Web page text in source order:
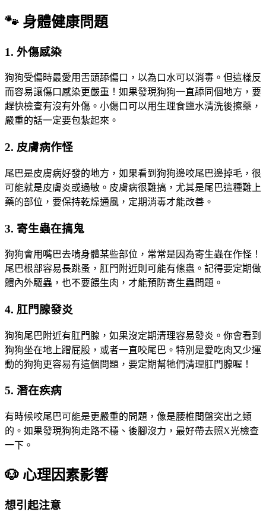
🐾 身體健康問題
1. 外傷感染
狗狗受傷時最愛用舌頭舔傷口，以為口水可以消毒。但這樣反
而容易讓傷口感染更嚴重！如果發現狗狗一直舔同個地方，要
趕快檢查有沒有外傷。小傷口可以用生理食鹽水清洗後擦藥，
嚴重的話一定要包紮起來。
2. 皮膚病作怪
尾巴是皮膚病好發的地方，如果看到狗狗邊咬尾巴邊掉毛，很
可能就是皮膚炎或過敏。皮膚病很難搞，尤其是尾巴這種難上
藥的部位，要保持乾燥通風，定期消毒才能改善。
3. 寄生蟲在搞鬼
狗狗會用嘴巴去啃身體某些部位，常常是因為寄生蟲在作怪！
尾巴根部容易長跳蚤，肛門附近則可能有絛蟲。記得要定期做
體內外驅蟲，也不要餵生肉，才能預防寄生蟲問題。
4. 肛門腺發炎
狗狗尾巴附近有肛門腺，如果沒定期清理容易發炎。你會看到
狗狗坐在地上蹭屁股，或者一直咬尾巴。特別是愛吃肉又少運
動的狗狗更容易有這個問題，要定期幫牠們清理肛門腺喔！
5. 潛在疾病
有時候咬尾巴可能是更嚴重的問題，像是腰椎間盤突出之類
的。如果發現狗狗走路不穩、後腳沒力，最好帶去照X光檢查
一下。
🐶 心理因素影響
想引起注意